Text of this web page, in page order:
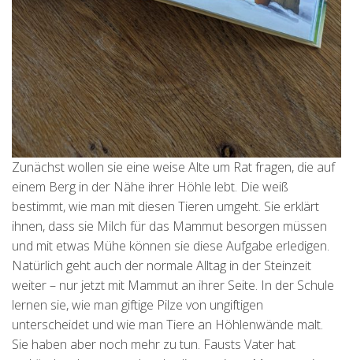
Zunächst wollen sie eine weise Alte um Rat fragen, die auf
einem Berg in der Nähe ihrer Höhle lebt. Die weiß
bestimmt, wie man mit diesen Tieren umgeht. Sie erklärt
ihnen, dass sie Milch für das Mammut besorgen müssen
und mit etwas Mühe können sie diese Aufgabe erledigen.
Natürlich geht auch der normale Alltag in der Steinzeit
weiter – nur jetzt mit Mammut an ihrer Seite. In der Schule
lernen sie, wie man giftige Pilze von ungiftigen
unterscheidet und wie man Tiere an Höhlenwände malt.
Sie haben aber noch mehr zu tun. Fausts Vater hat